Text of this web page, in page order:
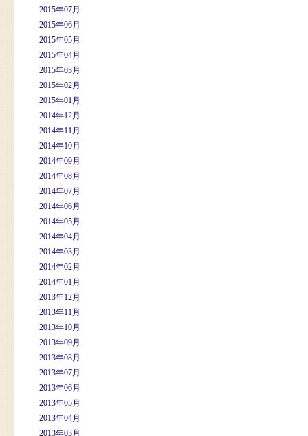
2015年07月
2015年06月
2015年05月
2015年04月
2015年03月
2015年02月
2015年01月
2014年12月
2014年11月
2014年10月
2014年09月
2014年08月
2014年07月
2014年06月
2014年05月
2014年04月
2014年03月
2014年02月
2014年01月
2013年12月
2013年11月
2013年10月
2013年09月
2013年08月
2013年07月
2013年06月
2013年05月
2013年04月
2013年03月